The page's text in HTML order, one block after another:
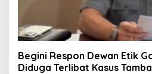
Begini Respon Dewan Etik
Diduga Terlibat Kasus